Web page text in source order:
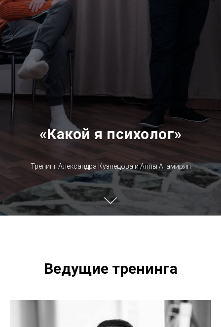
«Какой я психолог»
Тренинг Александра Кузнецова и Анны Агамирян
Ведущие тренинга